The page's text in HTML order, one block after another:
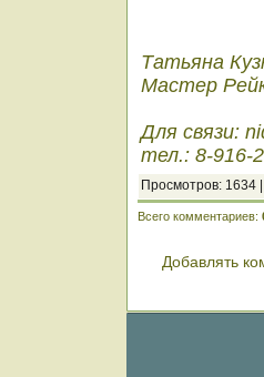
Татьяна
Мастер
Для связи:
тел.: 8-916-
Просмотров: 1634 |
Всего комментариев:
Добавлять